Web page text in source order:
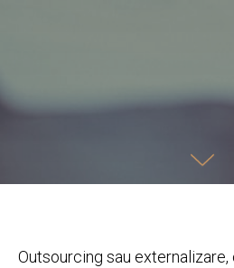
Outsourcing sau